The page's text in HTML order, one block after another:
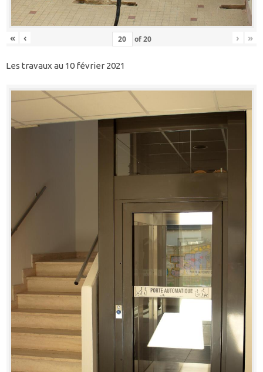
« ‹ of20 › »
Les travaux au 10 février 2021